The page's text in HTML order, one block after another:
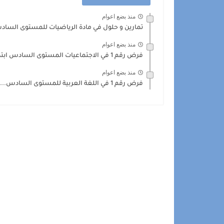
منذ بضع اعوام
تمارين و حلول في مادة الرياضيات للمستوى
منذ بضع اعوام
فرض رقم 1 في الاجتماعيات المستوى السادس ابتدائي
منذ بضع اعوام
فرض رقم 1 في اللغة العربية للمستوى السادس...